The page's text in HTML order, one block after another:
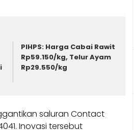
PIHPS: Harga Cabai Rawit
Rp59.150/kg, Telur Ayam
Rp29.550/kg
saluran Contact
Inovasi tersebut